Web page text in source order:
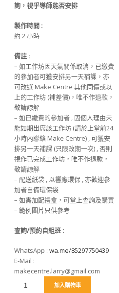
詢，視乎導師能否安排
製作時間:
約 2 小時
備註:
– 如工作坊因天氣關係取消，已繳費
的參加者可獲安排另一天補課，亦
可改選 Make Centre 其他同價或以
上的工作坊 (補差價)，唯不作退款，
敬請諒解
– 如已繳費的參加者 , 因個人理由未
能如期出席該工作坊 (請於上堂前24
小時內聯絡 Make Centre) , 可獲安
排另一天補課 (只限改期一次) , 否則
視作已完成工作坊，唯不作退款，
敬請諒解
– 配送紙袋 , 以響應環保 , 亦歡迎參
加者自備環保袋
– 如需加配禮盒，可堂上查詢及購買
– 範例圖片只供參考
查詢/預約自組班:
WhatsApp : wa.me/85297750439
E-Mail :
makecentre.larry@gmail.com
加入購物車